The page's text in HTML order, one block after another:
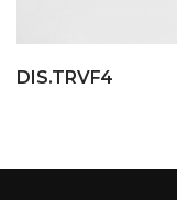
DIS.TRVF4